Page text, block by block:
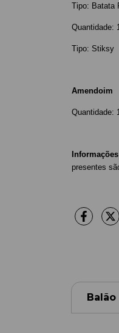
Tipo: Batata
Quantidade: 1
Tipo: Stiksy
Amendoim
Quantidade: 1
presentes
Balão